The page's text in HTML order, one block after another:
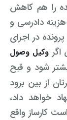
را هم کاهش
دادرسی و
در اجرای
وکیل وصول
شود و قبح
از بین برود
خواهد داد،
کارساز واقع